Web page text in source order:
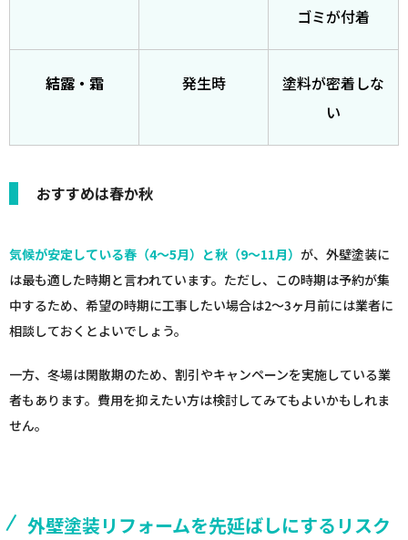
ゴミが付着
結露・霜 発生時
塗料が密着しな
い
おすすめは春か秋
気候が安定している春（4〜5月）と秋（9〜11月） が、外壁塗装に
は最も適した時期と言われています。ただし、この時期は予約が集
中するため、希望の時期に工事したい場合は2〜3ヶ月前には業者に
相談しておくとよいでしょう。
一方、冬場は閑散期のため、割引やキャンペーンを実施している業
者もあります。費用を抑えたい方は検討してみてもよいかもしれま
せん。
外壁塗装リフォームを先延ばしにするリスク